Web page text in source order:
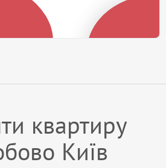
квартиру
Київ